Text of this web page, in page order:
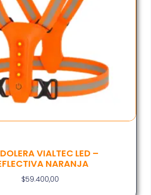
VIALTEC LED –
NARANJA
$59.400,00